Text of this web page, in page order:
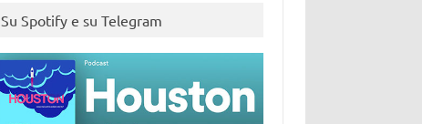
Su Spotify e su Telegram